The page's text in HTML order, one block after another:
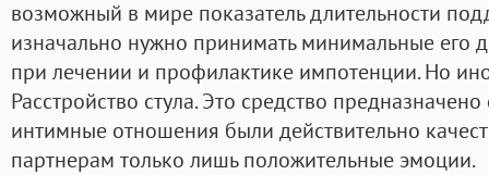
возможный в мире показатель длительности
изначально нужно принимать минимальные его
при лечении и профилактике импотенции. Но
Расстройство стула. Это средство
интимные отношения были действительно
партнерам только лишь положительные эмоции.